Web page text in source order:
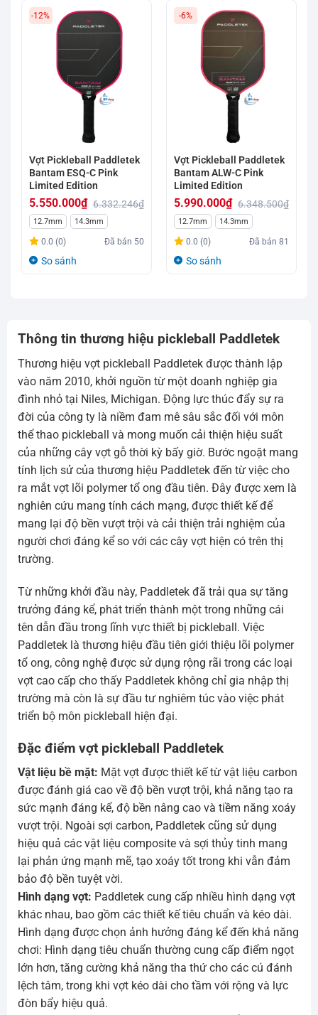
-12%
Vợt Pickleball Paddletek
Bantam ESQ-C Pink
Limited Edition
6.332.246₫
Giá
gốc
là:
5.550.000₫
Giá
hiện
tại
12.7mm 14.3mm
0.0 (0) Đã bán 50
So sánh
-6%
Vợt Pickleball Paddletek
Bantam ALW-C Pink
Limited Edition
6.348.500₫
Giá
gốc
là:
5.990.000₫
Giá
hiện
tại
12.7mm 14.3mm
0.0 (0) Đã bán81
So sánh
Thông tin thương hiệu pickleball Paddletek
Thương hiệu vợt pickleball Paddletek được thành lập
vào năm 2010, khởi nguồn từ một doanh nghiệp gia
đình nhỏ tại Niles, Michigan. Động lực thúc đẩy sự ra
đời của công ty là niềm đam mê sâu sắc đối với môn
thể thao pickleball và mong muốn cải thiện hiệu suất
của những cây vợt gỗ thời kỳ bấy giờ. Bước ngoặt mang
tính lịch sử của thương hiệu Paddletek đến từ việc cho
ra mắt vợt lõi polymer tổ ong đầu tiên. Đây được xem là
nghiên cứu mang tính cách mạng, được thiết kế để
mang lại độ bền vượt trội và cải thiện trải nghiệm của
người chơi đáng kể so với các cây vợt hiện có trên thị
trường.
Từ những khởi đầu này, Paddletek đã trải qua sự tăng
trưởng đáng kể, phát triển thành một trong những cái
tên dẫn đầu trong lĩnh vực thiết bị pickleball. Việc
Paddletek là thương hiệu đầu tiên giới thiệu lõi polymer
tổ ong, công nghệ được sử dụng rộng rãi trong các loại
vợt cao cấp cho thấy Paddletek không chỉ gia nhập thị
trường mà còn là sự đầu tư nghiêm túc vào việc phát
triển bộ môn pickleball hiện đại.
Đặc điểm vợt pickleball Paddletek
Vật liệu bề mặt: Mặt vợt được thiết kế từ vật liệu carbon
được đánh giá cao về độ bền vượt trội, khả năng tạo ra
sức mạnh đáng kể, độ bền nâng cao và tiềm năng xoáy
vượt trội. Ngoài sợi carbon, Paddletek cũng sử dụng
hiệu quả các vật liệu composite và sợi thủy tinh mang
lại phản ứng mạnh mẽ, tạo xoáy tốt trong khi vẫn đảm
bảo độ bền tuyệt vời.
Hình dạng vợt: Paddletek cung cấp nhiều hình dạng vợt
khác nhau, bao gồm các thiết kế tiêu chuẩn và kéo dài.
Hình dạng được chọn ảnh hưởng đáng kể đến khả năng
chơi: Hình dạng tiêu chuẩn thường cung cấp điểm ngọt
lớn hơn, tăng cường khả năng tha thứ cho các cú đánh
lệch tâm, trong khi vợt kéo dài cho tầm với rộng và lực
đòn bẩy hiệu quả.